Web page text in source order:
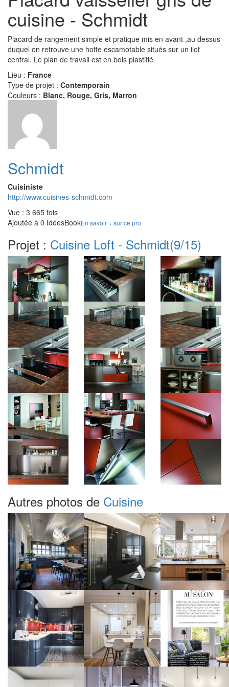
cuisine - Schmidt
Placard de rangement simple et pratique mis en avant ,au dessus
duquel on retrouve une hotte escamotable situés sur un ilot
central. Le plan de travail est en bois plastifié.
Lieu : France
Type de projet : Contemporain
Couleurs : Blanc, Rouge, Gris, Marron
Schmidt
Cuisiniste
http://www.cuisines-schmidt.com
Vue : 3 665 fois
Ajoutée à 0 IdéesBookEn savoir + sur ce pro
Projet : Cuisine Loft - Schmidt(9/15)
Autres photos de Cuisine